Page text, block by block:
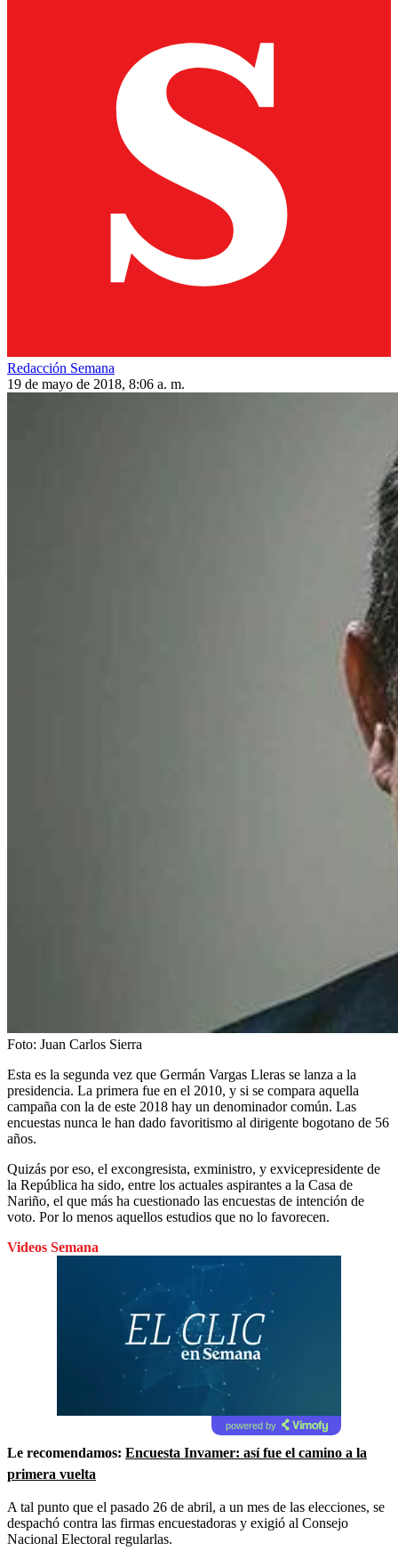
Redacción Semana
19 de mayo de 2018, 8:06 a. m.
Foto: Juan Carlos Sierra
Esta es la segunda vez que Germán Vargas Lleras se lanza a la
presidencia. La primera fue en el 2010, y si se compara aquella
campaña con la de este 2018 hay un denominador común. Las
encuestas nunca le han dado favoritismo al dirigente bogotano de 56
años.
Quizás por eso, el excongresista, exministro, y exvicepresidente de
la República ha sido, entre los actuales aspirantes a la Casa de
Nariño, el que más ha cuestionado las encuestas de intención de
voto. Por lo menos aquellos estudios que no lo favorecen.
Videos Semana
powered by
Le recomendamos: Encuesta Invamer: así fue el camino a la
primera vuelta
A tal punto que el pasado 26 de abril, a un mes de las elecciones, se
despachó contra las firmas encuestadoras y exigió al Consejo
Nacional Electoral regularlas.